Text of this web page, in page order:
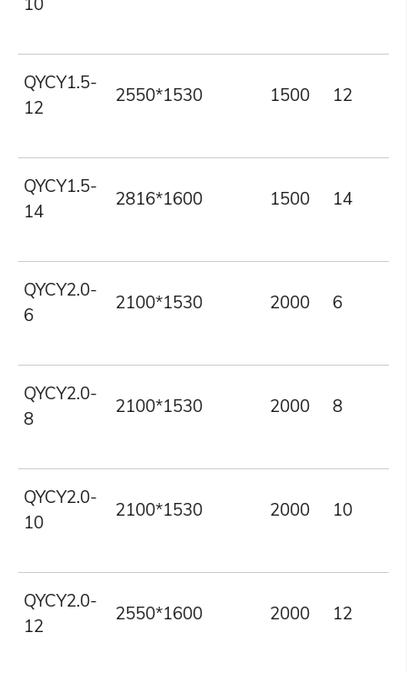
QYCY1.5-
12
2550*1530 1500 12
QYCY1.5-
14
2816*1600 1500 14
QYCY2.0-
6
2100*1530 2000 6
QYCY2.0-
8
2100*1530 2000 8
QYCY2.0-
10
2100*1530 2000 10
QYCY2.0-
12
2550*1600 2000 12